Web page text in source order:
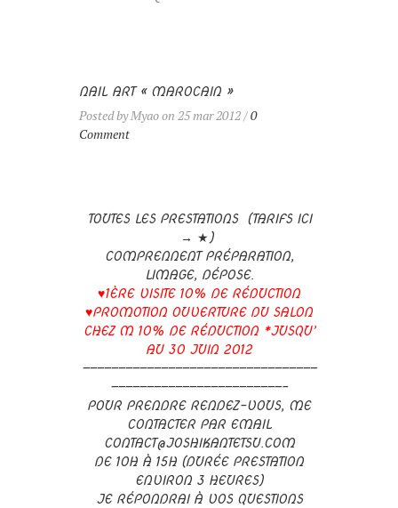
NAIL ART « MAROCAIN »
Posted by Myao on 25 mar 2012 /0
Comment
TOUTES LES PRESTATIONS (TARIFS ICI
→ ★ )
COMPRENNENT PRÉPARATION,
LIMAGE, DÉPOSE.
♥1ÈRE VISITE 10% DE RÉDUCTION
♥PROMOTION OUVERTURE DU SALON
CHEZ M 10% DE RÉDUCTION *JUSQU’
AU 30 JUIN 2012
—————————————————————————————————
————————————————————————–
POUR PRENDRE RENDEZ-VOUS, ME
CONTACTER PAR EMAIL
CONTACT@JOSHIKANTETSU.COM
DE 10H À 15H (DURÉE PRESTATION
ENVIRON 3 HEURES)
JE RÉPONDRAI À VOS QUESTIONS